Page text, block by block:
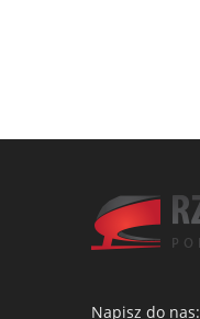
Napisz do nas: